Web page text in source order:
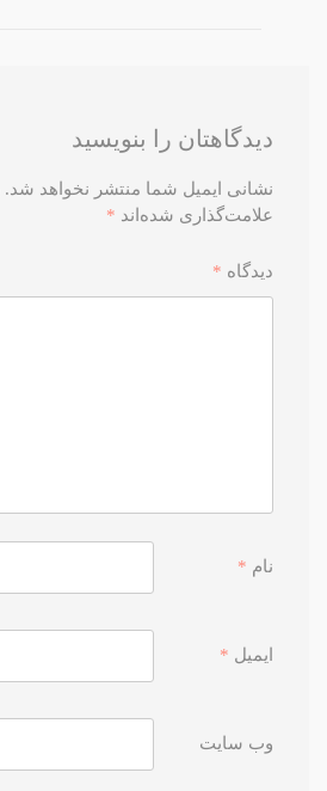
دیدگاهتان را بنویسید
نشانی ایمیل شما منتشر نخواهد شد.
علامت‌گذاری شده‌اند *
دیدگاه *
نام *
ایمیل *
وب‌ سایت